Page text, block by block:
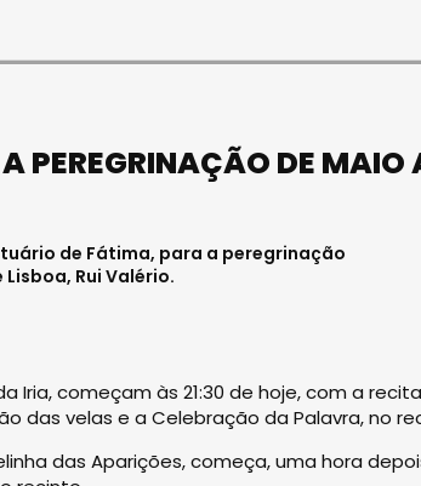
PEREGRINAÇÃO DE MAIO
de Fátima, para a peregrinação
Rui Valério.
Iria, começam às 21:30 de hoje, com a
das velas e a Celebração da Palavra, no
das Aparições, começa, uma hora